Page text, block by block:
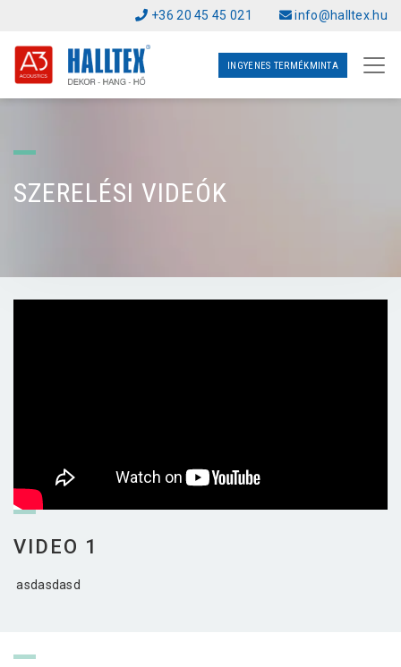
+36 20 45 45 021 info@halltex.hu
INGYENES TERMÉKMINTA
SZERELÉSI VIDEÓK
VIDEO 1
asdasdasd